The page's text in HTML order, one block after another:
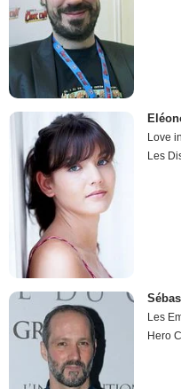
Love
Les
Les
Hero